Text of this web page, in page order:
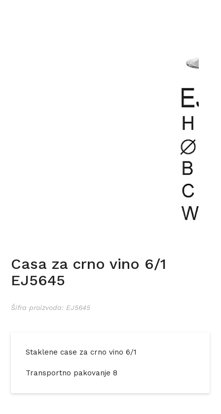
Casa za crno vino 6/1
EJ5645
Šifra proizvoda: EJ5645
Staklene case za crno vino 6/1
Transportno pakovanje 8